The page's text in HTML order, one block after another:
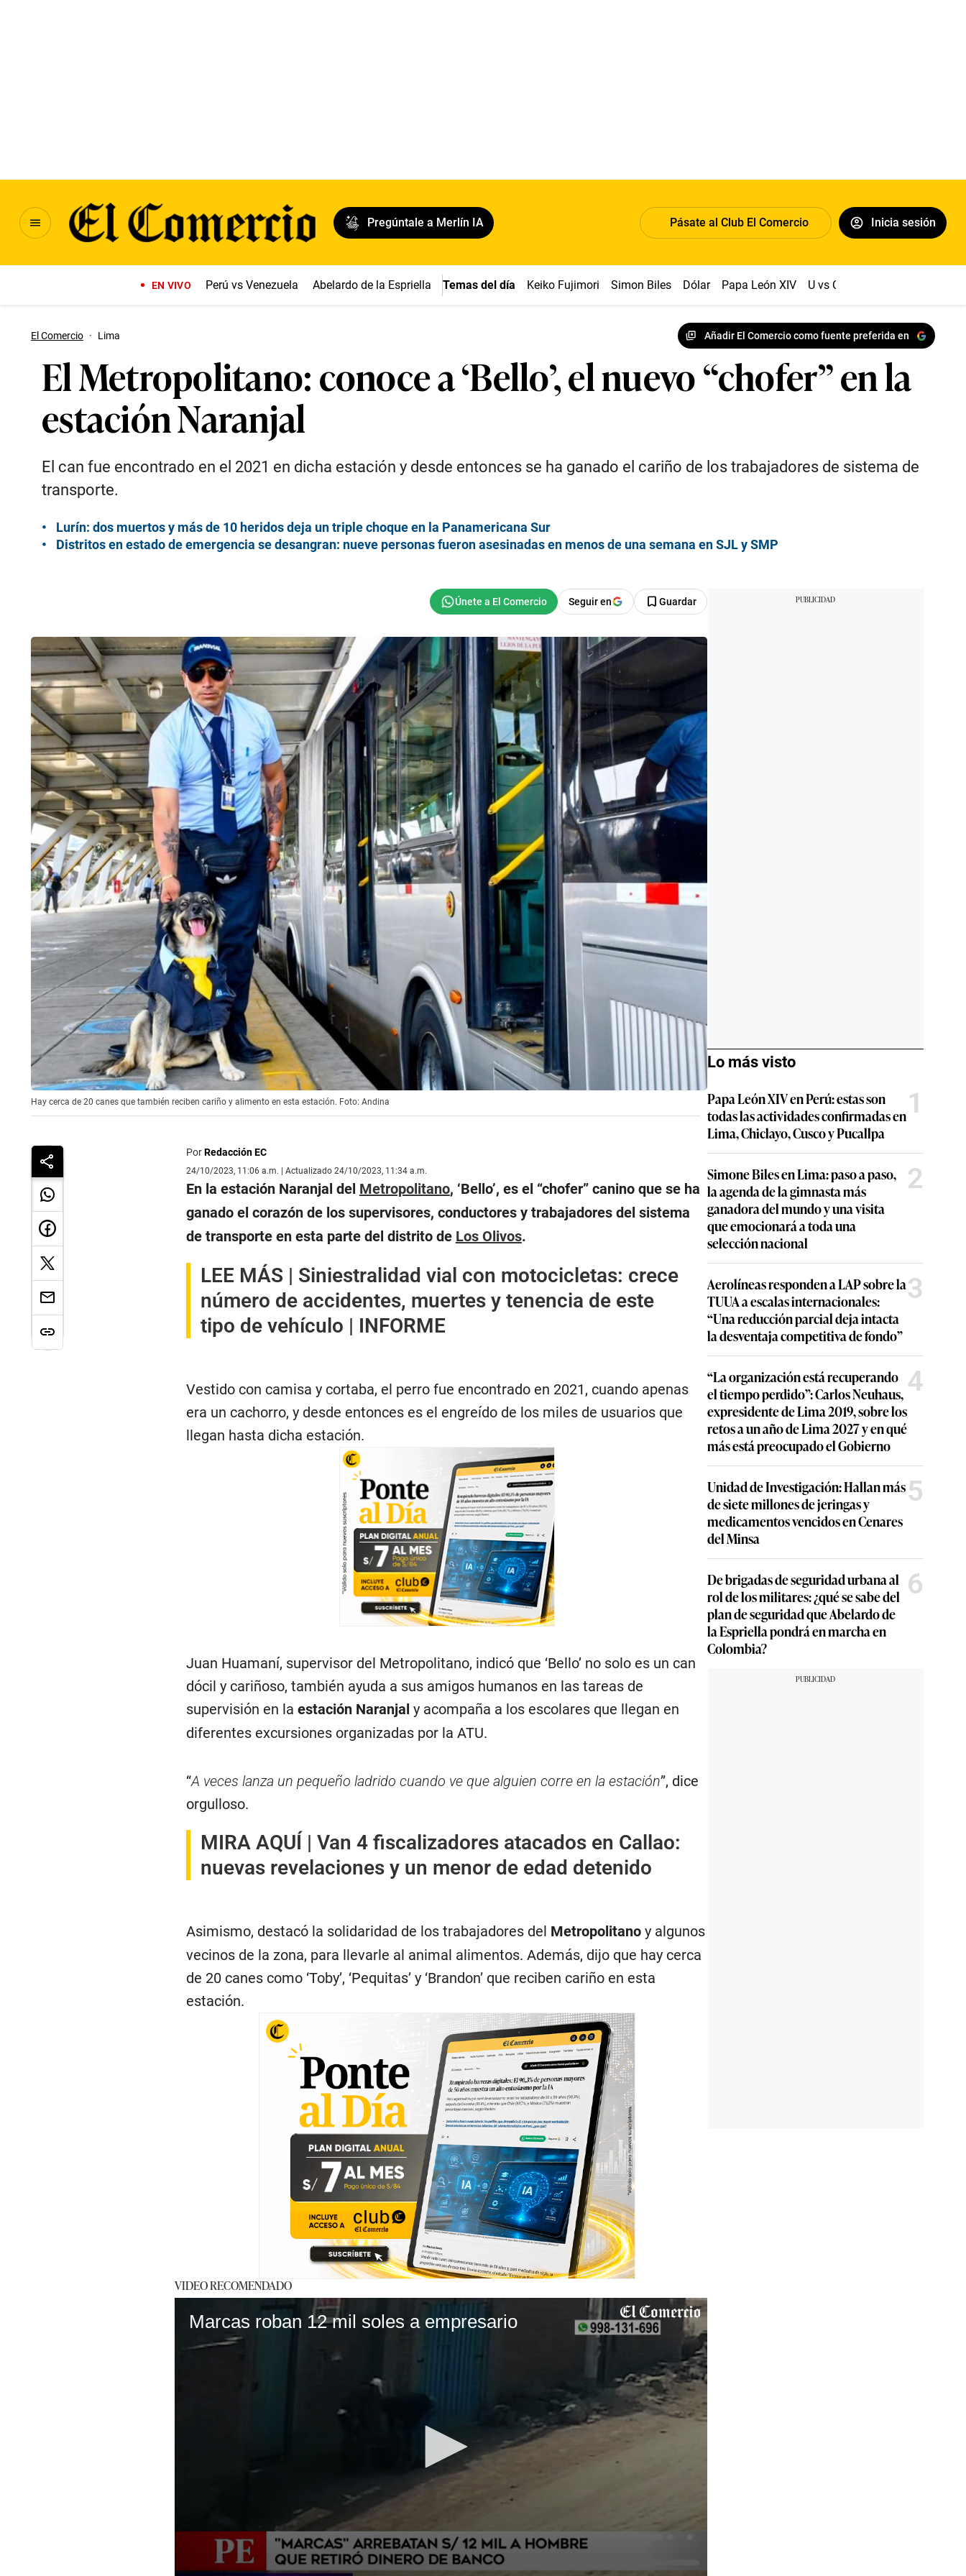
Pregúntale a Merlín IA Pásate al Club El Comercio Inicia sesión
EN VIVO Perú vs Venezuela Abelardo de la Espriella Temas del día Keiko Fujimori Simon Biles Dólar Papa León XIV U vs Cristal
El Comercio · Lima Añadir El Comercio como fuente preferida en
El Metropolitano: conoce a ‘Bello’, el nuevo “chofer” en la
estación Naranjal
El can fue encontrado en el 2021 en dicha estación y desde entonces se ha ganado el cariño de los trabajadores de sistema de
transporte.
Lurín: dos muertos y más de 10 heridos deja un triple choque en la Panamericana Sur
Distritos en estado de emergencia se desangran: nueve personas fueron asesinadas en menos de una semana en SJL y SMP
Seguir en Guardar
Hay cerca de 20 canes que también reciben cariño y alimento en esta estación. Foto: Andina
PorRedacción EC
24/10/2023, 11:06 a.m. | Actualizado 24/10/2023, 11:34 a.m.
En la estación Naranjal del Metropolitano, ‘Bello’, es el “chofer” canino que se ha
ganado el corazón de los supervisores, conductores y trabajadores del sistema
de transporte en esta parte del distrito de Los Olivos.
LEE MÁS | Siniestralidad vial con motocicletas: crece
número de accidentes, muertes y tenencia de este
tipo de vehículo | INFORME
Vestido con camisa y cortaba, el perro fue encontrado en 2021, cuando apenas
era un cachorro, y desde entonces es el engreído de los miles de usuarios que
llegan hasta dicha estación.
Juan Huamaní, supervisor del Metropolitano, indicó que ‘Bello’ no solo es un can
dócil y cariñoso, también ayuda a sus amigos humanos en las tareas de
supervisión en la estación Naranjal y acompaña a los escolares que llegan en
diferentes excursiones organizadas por la ATU.
“A veces lanza un pequeño ladrido cuando ve que alguien corre en la estación”, dice
orgulloso.
MIRA AQUÍ | Van 4 fiscalizadores atacados en Callao:
nuevas revelaciones y un menor de edad detenido
Asimismo, destacó la solidaridad de los trabajadores del Metropolitanoy algunos
vecinos de la zona, para llevarle al animal alimentos. Además, dijo que hay cerca
de 20 canes como ‘Toby’, ‘Pequitas’ y ‘Brandon’ que reciben cariño en esta
estación.
VIDEO RECOMENDADO
Marcas roban 12 mil soles a empresario
Lo más visto
Papa León XIV en Perú: estas son
todas las actividades confirmadas en
Lima, Chiclayo, Cusco y Pucallpa
1
Simone Biles en Lima: paso a paso,
la agenda de la gimnasta más
ganadora del mundo y una visita
que emocionará a toda una
selección nacional
2
Aerolíneas responden a LAP sobre la
TUUA a escalas internacionales:
“Una reducción parcial deja intacta
la desventaja competitiva de fondo”
3
“La organización está recuperando
el tiempo perdido”: Carlos Neuhaus,
expresidente de Lima 2019, sobre los
retos a un año de Lima 2027 y en qué
más está preocupado el Gobierno
4
Unidad de Investigación: Hallan más
de siete millones de jeringas y
medicamentos vencidos en Cenares
del Minsa
5
De brigadas de seguridad urbana al
rol de los militares: ¿qué se sabe del
plan de seguridad que Abelardo de
la Espriella pondrá en marcha en
Colombia?
6